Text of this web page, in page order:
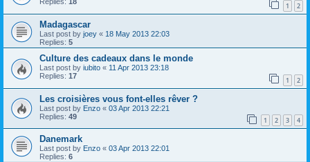
1 2
Madagascar
Last post by joey « 18 May 2013 22:03
Replies: 5
Culture des cadeaux dans le monde
Last post by iubito « 11 Apr 2013 23:18
Replies: 17 1 2
Les croisières vous font-elles rêver ?
Last post by Enzo « 03 Apr 2013 22:21
Replies: 49 1 2 3 4
Danemark
Last post by Enzo « 03 Apr 2013 22:01
Replies: 6